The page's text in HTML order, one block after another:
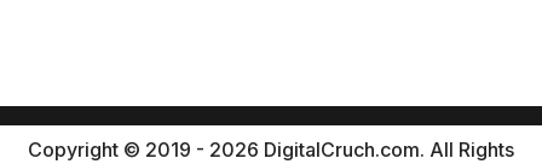
Copyright © 2019 - 2026 DigitalCruch.com. All Rights